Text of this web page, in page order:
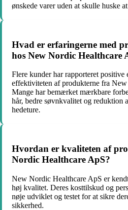
ønskede varer uden at skulle huske
Hvad er erfaringerne med
hos New Nordic Healthcare
Flere kunder har rapporteret positive
effektiviteten af produkterne fra
Mange har bemærket mærkbare
hår, bedre søvnkvalitet og reduktion
hedeture.
Hvordan er kvaliteten af
Nordic Healthcare ApS?
New Nordic Healthcare ApS er
høj kvalitet. Deres kosttilskud og
nøje udviklet og testet for at sikre
sikkerhed.